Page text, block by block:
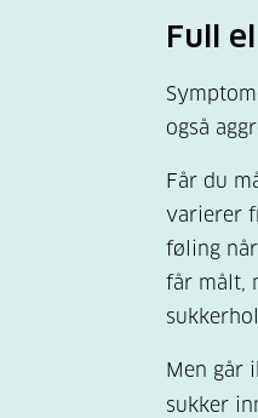
Full
også
Får du
varierer
føling
får målt,
Men går
sukker